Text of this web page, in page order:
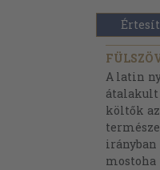
A latin
átalakult
költők